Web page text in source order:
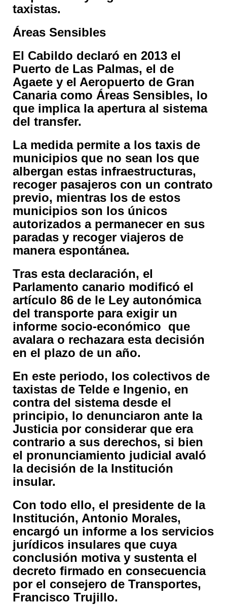
taxistas.
Áreas Sensibles
El Cabildo declaró en 2013 el
Puerto de Las Palmas, el de
Agaete y el Aeropuerto de Gran
Canaria como Áreas Sensibles, lo
que implica la apertura al sistema
del transfer.
La medida permite a los taxis de
municipios que no sean los que
albergan estas infraestructuras,
recoger pasajeros con un contrato
previo, mientras los de estos
municipios son los únicos
autorizados a permanecer en sus
paradas y recoger viajeros de
manera espontánea.
Tras esta declaración, el
Parlamento canario modificó el
artículo 86 de le Ley autonómica
del transporte para exigir un
informe socio-económico que
avalara o rechazara esta decisión
en el plazo de un año.
En este periodo, los colectivos de
taxistas de Telde e Ingenio, en
contra del sistema desde el
principio, lo denunciaron ante la
Justicia por considerar que era
contrario a sus derechos, si bien
el pronunciamiento judicial avaló
la decisión de la Institución
insular.
Con todo ello, el presidente de la
Institución, Antonio Morales,
encargó un informe a los servicios
jurídicos insulares que cuya
conclusión motiva y sustenta el
decreto firmado en consecuencia
por el consejero de Transportes,
Francisco Trujillo.